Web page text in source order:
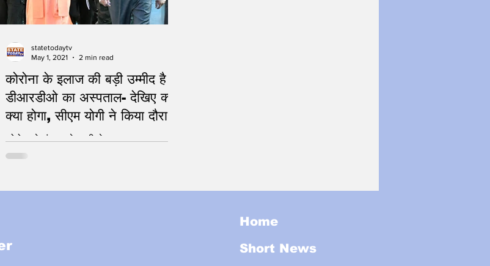
कोरोना के इलाज की बड़ी उम्मीद है
डीआरडीओ का अस्पताल- देखिए क्या
क्या होगा, सीएम योगी ने किया दौरा
कोरोना से जंग लड़ने उतरी सेना
statetodaytv
May 1, 2021
2 min read
Home
Short News